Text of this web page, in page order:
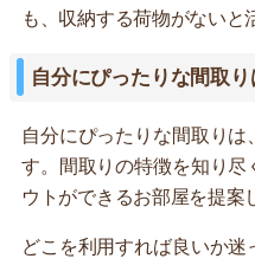
も、収納する荷物がないと
自分にぴったりな間取
自分にぴったりな間取り
す。間取りの特徴を知り尽
ウトができるお部屋を提案
どこを利用すれば良いか迷